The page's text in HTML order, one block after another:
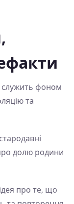
фоном
та
долю родини
про те, що